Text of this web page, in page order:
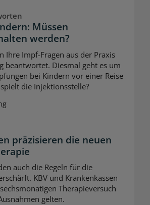
Müssen
werden?
Ihre Impf-Fragen aus der Praxis
beantwortet. Diesmal geht es um
bei Kindern vor einer Reise
die Injektionsstelle?
präzisieren die neuen
auch die Regeln für die
KBV und Krankenkassen
Therapieversuch
gelten.